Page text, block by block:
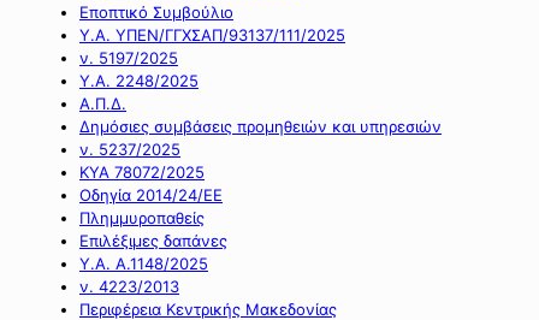
Εποπτικό Συμβούλιο
Υ.Α. ΥΠΕΝ/ΓΓΧΣΑΠ/93137/111/2025
ν. 5197/2025
Υ.Α. 2248/2025
Α.Π.Δ.
Δημόσιες συμβάσεις προμηθειών και υπηρεσιών
ν. 5237/2025
ΚΥΑ 78072/2025
Οδηγία 2014/24/ΕΕ
Πλημμυροπαθείς
Επιλέξιμες δαπάνες
Υ.Α. Α.1148/2025
ν. 4223/2013
Περιφέρεια Κεντρικής Μακεδονίας